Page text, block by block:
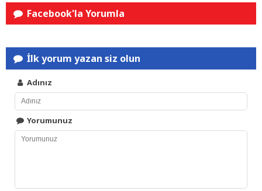
Facebook'la Yorumla
İlk yorum yazan siz olun
Adınız
Yorumunuz